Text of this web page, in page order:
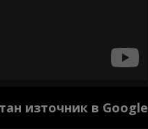
източник в Google